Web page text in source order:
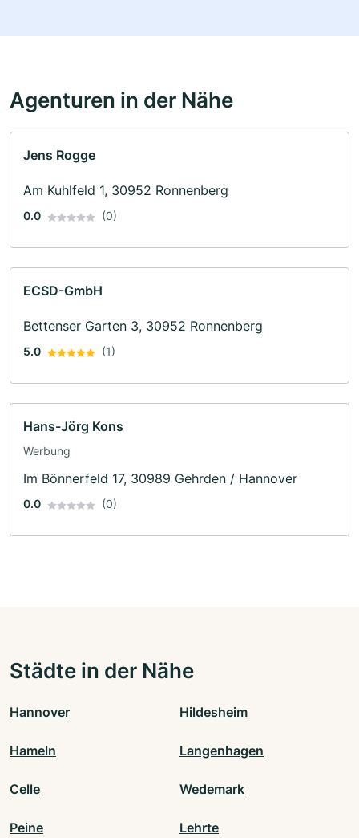
Agenturen in der Nähe
Jens Rogge
Am Kuhlfeld 1, 30952 Ronnenberg
0.0 (0)
ECSD-GmbH
Bettenser Garten 3, 30952 Ronnenberg
5.0 (1)
Hans-Jörg Kons
Werbung
Im Bönnerfeld 17, 30989 Gehrden / Hannover
0.0 (0)
Städte in der Nähe
Hannover Hildesheim
Hameln Langenhagen
Celle Wedemark
Peine Lehrte